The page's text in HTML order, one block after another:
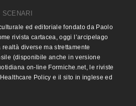
ed editoriale fondato da Paolo
rivista cartacea, oggi l’arcipelago
realtà diverse ma strettamente
(disponibile anche in versione
on-line Formiche.net, le riviste
Policy e il sito in inglese ed